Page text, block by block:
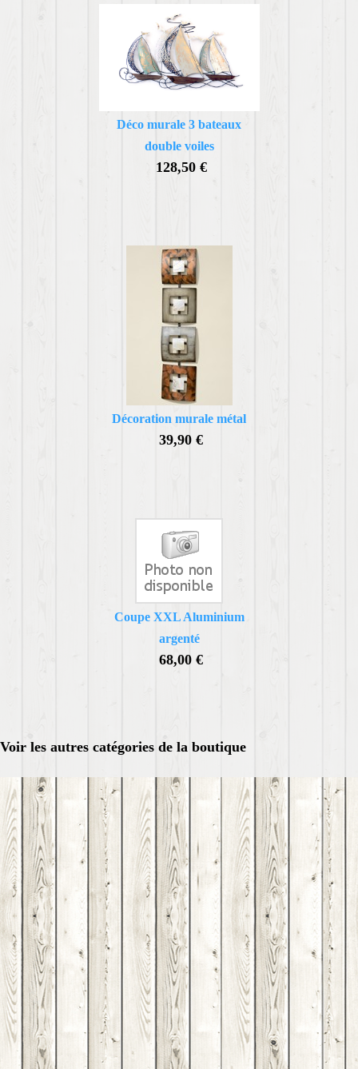
Déco murale 3 bateaux
double voiles
128,50 €
Décoration murale métal
39,90 €
Coupe XXL Aluminium
argenté
68,00 €
Voir les autres catégories de la boutique